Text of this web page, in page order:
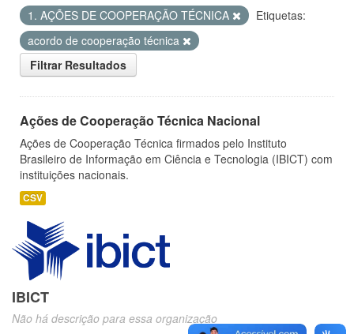
1. AÇÕES DE COOPERAÇÃO TÉCNICA
Etiquetas:
acordo de cooperação técnica
Filtrar Resultados
Ações de Cooperação Técnica Nacional
Ações de Cooperação Técnica firmados pelo Instituto
Brasileiro de Informação em Ciência e Tecnologia (IBICT) com
instituições nacionais.
CSV
IBICT
Não há descrição para essa organização